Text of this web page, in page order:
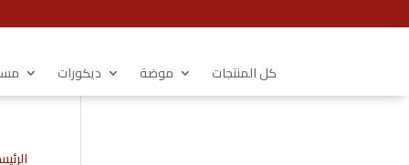
كل المنتجات موضة ديكورات